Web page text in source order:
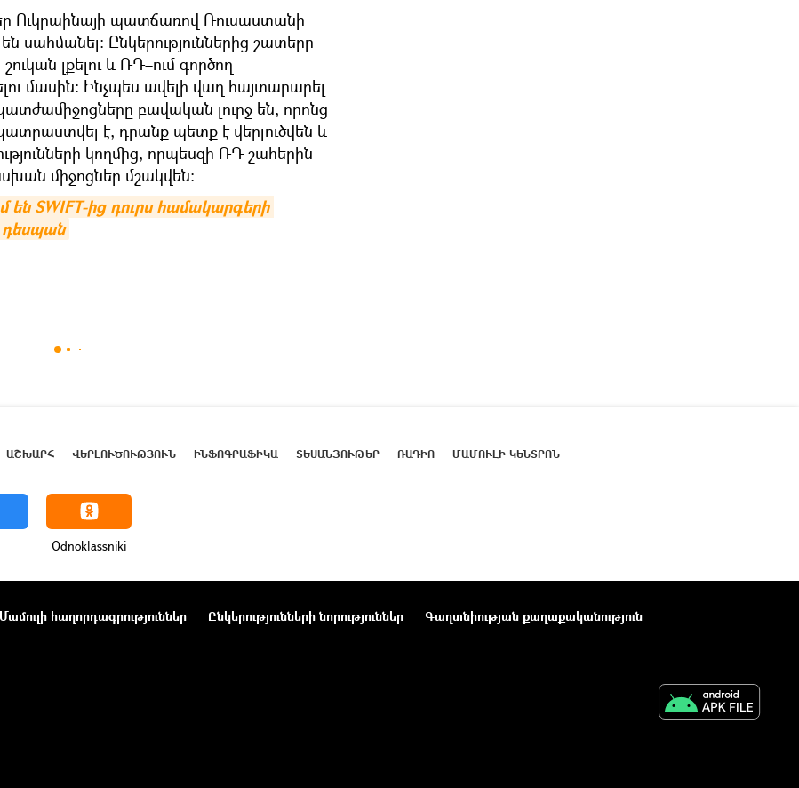
Ուկրաինայի պատճառով Ռուսաստանի
սահմանել։ Ընկերություններից շատերը
լքելու և ՌԴ–ում գործող
մասին։ Ինչպես ավելի վաղ հայտարարել
բավական լուրջ են, որոնց
է, դրանք պետք է վերլուծվեն և
կողմից, որպեսզի ՌԴ շահերին
միջոցներ մշակվեն։
SWIFT-ից դուրս համակարգերի
դեսպան
ԱՇԽԱՐՀ ՎԵՐԼՈՒԾՈՒԹՅՈՒՆ ԻՆՖՈԳՐԱՖԻԿԱ ՏԵՍԱՆՅՈՒԹԵՐ ՌԱԴԻՈ ՄԱՄՈՒԼԻ ԿԵՆՏՐՈՆ
Odnoklassniki
Մամուլի հաղորդագրություններ Ընկերությունների նորություններ
Գաղտնիության քաղաքականություն